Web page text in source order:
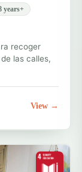
years+
recoger
las calles,
View →